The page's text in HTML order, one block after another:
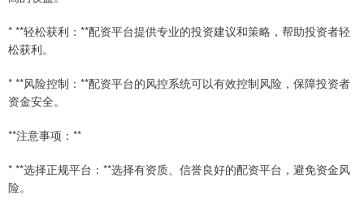
* **轻松获利：**配资平台提供专业的投资建议和策略，帮助投资者轻
松获利。
* **风险控制：**配资平台的风控系统可以有效控制风险，保障投资者
资金安全。
**注意事项：**
* **选择正规平台：**选择有资质、信誉良好的配资平台，避免资金风
险。